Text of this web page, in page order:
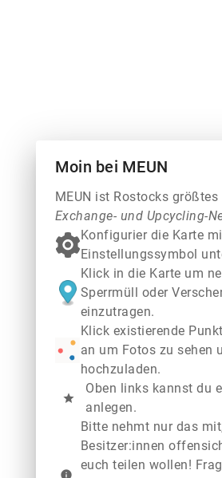
Moin bei MEUN
MEUN ist Rostocks größtes
Exchange- und Upcycling-
Konfigurier die Karte
Einstellungssymbol
Klick in die Karte um
Sperrmüll oder
einzutragen.
Klick existierende
an um Fotos zu sehen
hochzuladen.
star
Oben links kannst du
anlegen.
info
Bitte nehmt nur das
Besitzer:innen
euch teilen wollen!